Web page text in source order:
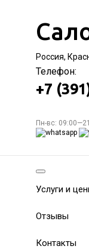
Россия,
Телефон:
+7
Пн-вс:
Услуги и
Отзывы
Контакты